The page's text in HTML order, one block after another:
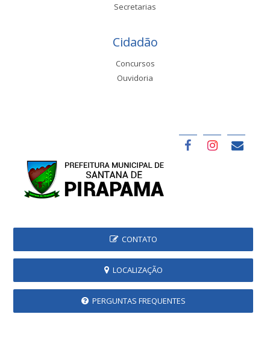
Secretarias
Cidadão
Concursos
Ouvidoria
CONTATO
LOCALIZAÇÃO
PERGUNTAS FREQUENTES